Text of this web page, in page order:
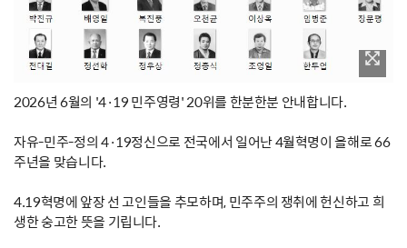
2026년 6월의 '4·19 민주영령' 20위를 한분한분 안내합니다.
자유-민주-정의 4·19정신으로 전국에서 일어난 4월혁명이 올해로 66
주년을 맞습니다.
4.19혁명에 앞장 선 고인들을 추모하며, 민주주의 쟁취에 헌신하고 희
생한 숭고한 뜻을 기립니다.